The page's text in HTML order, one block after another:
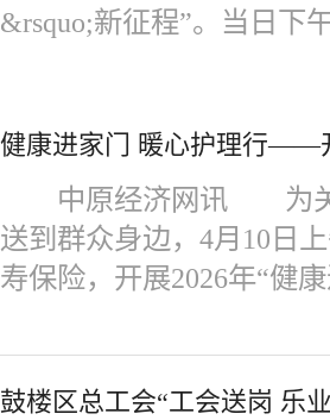
&rsquo;新征程”。当日下
健康进家门 暖心护理行——
中原经济网讯 为关爱
送到群众身边，4月10日
寿保险，开展2026年“健
鼓楼区总工会“工会送岗 乐